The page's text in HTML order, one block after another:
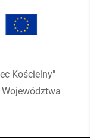
Kościelny"